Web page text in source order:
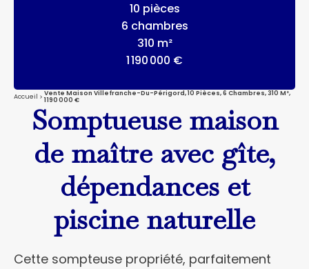
10 pièces
6 chambres
310 m²
1 190 000 €
Accueil
Vente Maison Villefranche-Du-Périgord, 10 Pièces, 6 Chambres, 310 M²,
1 190 000 €
Somptueuse maison
de maître avec gîte,
dépendances et
piscine naturelle
Cette sompteuse propriété, parfaitement